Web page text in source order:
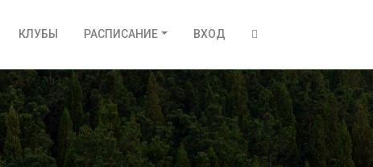
КЛУБЫ РАСПИСАНИЕ ВХОД